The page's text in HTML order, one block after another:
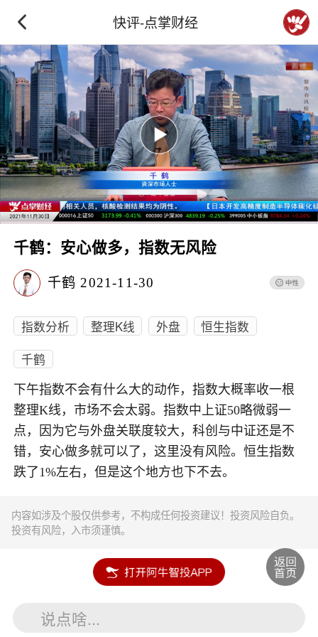
快评-点掌财经
千鹤：安心做多，指数无风险
千鹤 2021-11-30
指数分析 整理K线 外盘
恒生指数
千鹤
下午指数不会有什么大的动作，指数大概率收一根
整理K线，市场不会太弱。指数中上证50略微弱一
点，因为它与外盘关联度较大，科创与中证还是不
错，安心做多就可以了，这里没有风险。恒生指数
跌了1%左右，但是这个地方也下不去。
内容如涉及个股仅供参考，不构成任何投资建议！投资风险自负。
投资有风险，入市须谨慎。
说点啥...